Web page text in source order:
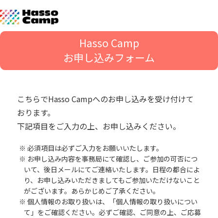
Hasso Camp
お申し込みフォーム
こちらでHasso Campへのお申し込みを受け付けて
おります。
下記項目をご入力の上、お申し込みください。
必須項目は必ずご入力をお願いいたします。
お申し込み内容を事務局にて確認し、ご参加の可否につ
いて、後日メールにてご連絡いたします。日程の都合によ
り、お申し込みいただきましてもご参加いただけないこと
がございます。あらかじめご了承ください。
個人情報のお取り扱いは、「個人情報の取り扱いについ
て」をご確認ください。必ずご確認、ご同意の上、ご応募